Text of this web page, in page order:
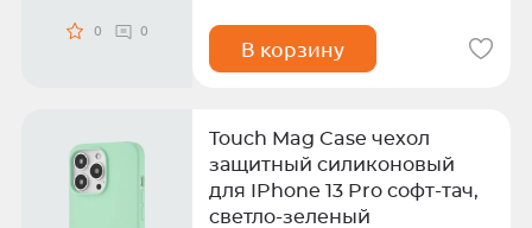
0 0
В корзину
Touch Mag Case чехол
защитный силиконовый
для IPhone 13 Pro софт-тач,
светло-зеленый